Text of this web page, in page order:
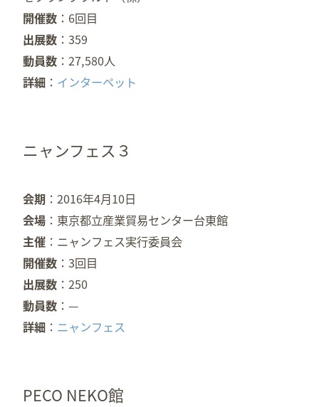
開催数
6回目
出展数
359
動員数
27,580人
詳細
インターペット
ニャンフェス３
会期
2016年4月10日
会場
東京都立産業貿易センター台東館
主催
ニャンフェス実行委員会
開催数
3回目
出展数
250
動員数
—
詳細
ニャンフェス
PECO NEKO館